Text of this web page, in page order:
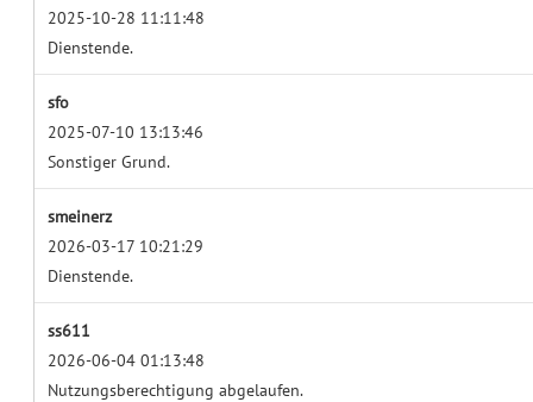
2025-10-28 11:11:48
Dienstende.
sfo
2025-07-10 13:13:46
Sonstiger Grund.
smeinerz
2026-03-17 10:21:29
Dienstende.
ss611
2026-06-04 01:13:48
Nutzungsberechtigung abgelaufen.